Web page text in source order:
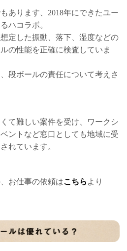
あります、2018年にできたユー
ハコラボ。
定した振動、落下、湿度などの
の性能を正確に検査していま
段ボールの責任について考えさ
て難しい案件を受け、ワークシ
ントなど窓口としても地域に受
れています。
お仕事の依頼はこちら より